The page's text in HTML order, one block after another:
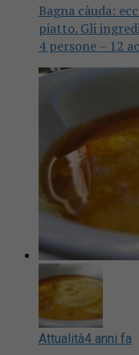
Bagna càuda:
piatto. Gli
4 persone – 12
Attualità4 anni fa